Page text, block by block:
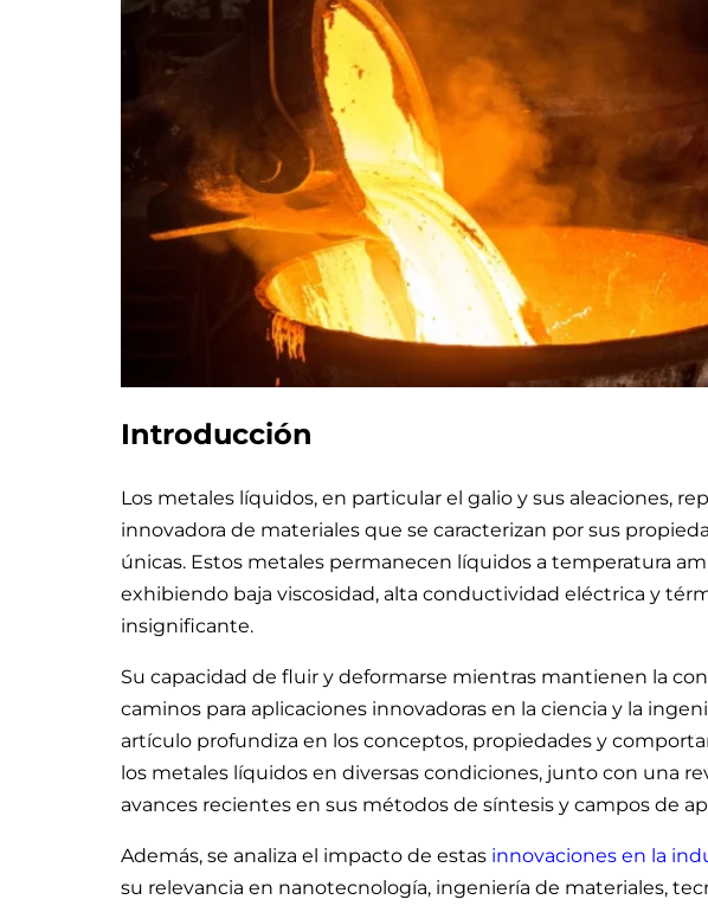
Introducción
Los metales líquidos, en particular el galio y sus aleaciones,
innovadora de materiales que se caracterizan por sus
únicas. Estos metales permanecen líquidos a temperatura
exhibiendo baja viscosidad, alta conductividad eléctrica y
insignificante.
Su capacidad de fluir y deformarse mientras mantienen la
caminos para aplicaciones innovadoras en la ciencia y la
artículo profundiza en los conceptos, propiedades y
los metales líquidos en diversas condiciones, junto con una
avances recientes en sus métodos de síntesis y campos de
Además, se analiza el impacto de estas innovaciones en la
su relevancia en nanotecnología, ingeniería de materiales,